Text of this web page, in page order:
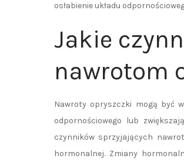
osłabienie układu
Jakie
nawrotom
Nawroty opryszczki mogą być
odpornościowego lub
czynników sprzyjających
hormonalnej. Zmiany